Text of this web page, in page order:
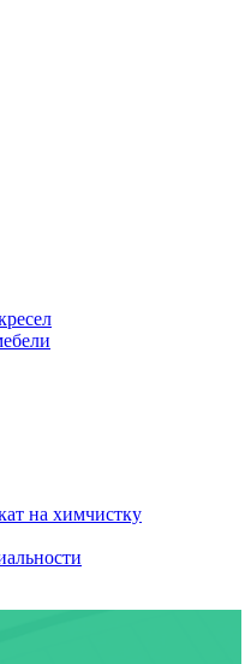
на химчистку